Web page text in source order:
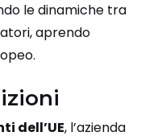
le dinamiche tra
aprendo
dell’UE, l’azienda